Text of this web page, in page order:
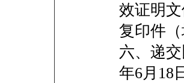
效证明
复印件
六、递
年6月18